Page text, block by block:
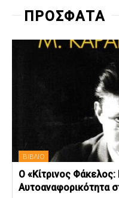
ΠΡΟΣΦΑΤΑ
ΒΙΒΛΙΟ
Ο «Κίτρινος
Αυτοαναφορικότητα